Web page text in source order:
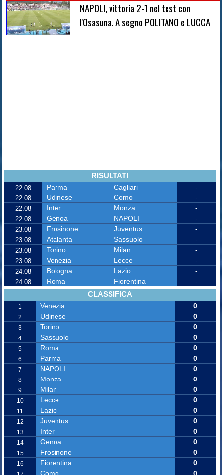
NAPOLI, vittoria 2-1 nel test con
l'Osasuna. A segno POLITANO e LUCCA
RISULTATI
22.08 Parma Cagliari
-
22.08
Udinese Como
-
22.08
Inter Monza
-
22.08
Genoa NAPOLI
-
23.08
Frosinone Juventus
-
23.08
Atalanta Sassuolo
-
23.08
Torino Milan
-
23.08
Venezia Lecce
-
24.08
Bologna Lazio
-
24.08
Roma Fiorentina -
CLASSIFICA
1 Venezia 0
2 Udinese 0
3 Torino 0
4 Sassuolo 0
5 Roma 0
6 Parma 0
7 NAPOLI 0
8 Monza 0
9 Milan 0
10 Lecce 0
11 Lazio 0
12 Juventus 0
13 Inter 0
14 Genoa 0
15 Frosinone 0
16 Fiorentina 0
Como 0